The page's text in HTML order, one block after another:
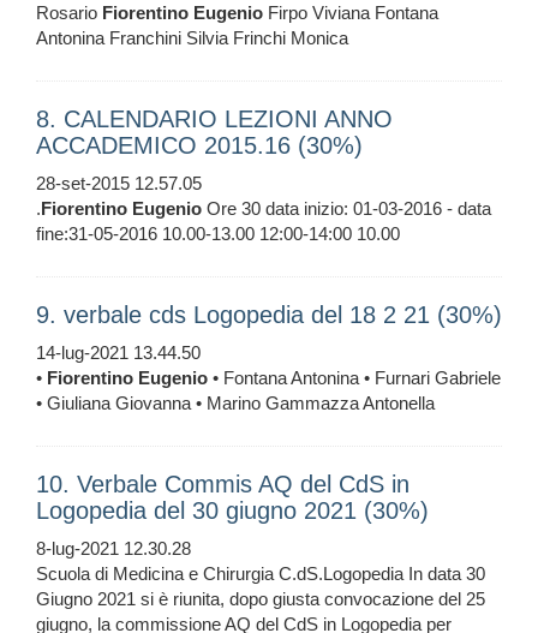
Rosario Fiorentino Eugenio Firpo Viviana Fontana
Antonina Franchini Silvia Frinchi Monica
8. CALENDARIO LEZIONI ANNO
ACCADEMICO 2015.16 (30%)
28-set-2015 12.57.05
.Fiorentino Eugenio Ore 30 data inizio: 01-03-2016 - data
fine:31-05-2016 10.00-13.00 12:00-14:00 10.00
9. verbale cds Logopedia del 18 2 21 (30%)
14-lug-2021 13.44.50
• Fiorentino Eugenio • Fontana Antonina • Furnari Gabriele
• Giuliana Giovanna • Marino Gammazza Antonella
10. Verbale Commis AQ del CdS in
Logopedia del 30 giugno 2021 (30%)
8-lug-2021 12.30.28
Scuola di Medicina e Chirurgia C.dS.Logopedia In data 30
Giugno 2021 si è riunita, dopo giusta convocazione del 25
giugno, la commissione AQ del CdS in Logopedia per